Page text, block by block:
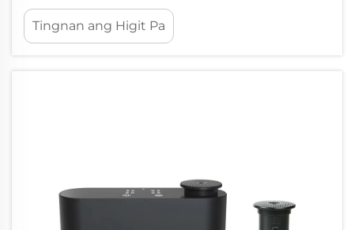
Engineering sa Mga Sistema ng Scent
Diffusion Mahalaga ang pagkuha ng tama sa
engineering kapag ginagawa ang mga
Tingnan ang Higit Pa